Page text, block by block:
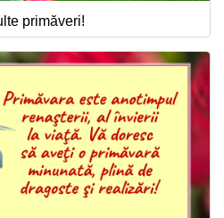
primăveri!